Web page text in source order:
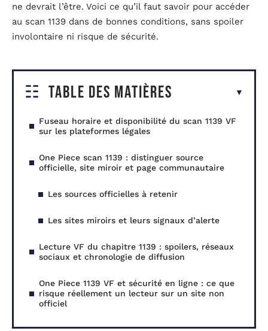
ne devrait l’être. Voici ce qu’il faut savoir pour accéder
au scan 1139 dans de bonnes conditions, sans spoiler
involontaire ni risque de sécurité.
Table des matières
Fuseau horaire et disponibilité du scan 1139 VF
sur les plateformes légales
One Piece scan 1139 : distinguer source
officielle, site miroir et page communautaire
Les sources officielles à retenir
Les sites miroirs et leurs signaux d’alerte
Lecture VF du chapitre 1139 : spoilers, réseaux
sociaux et chronologie de diffusion
One Piece 1139 VF et sécurité en ligne : ce que
risque réellement un lecteur sur un site non
officiel